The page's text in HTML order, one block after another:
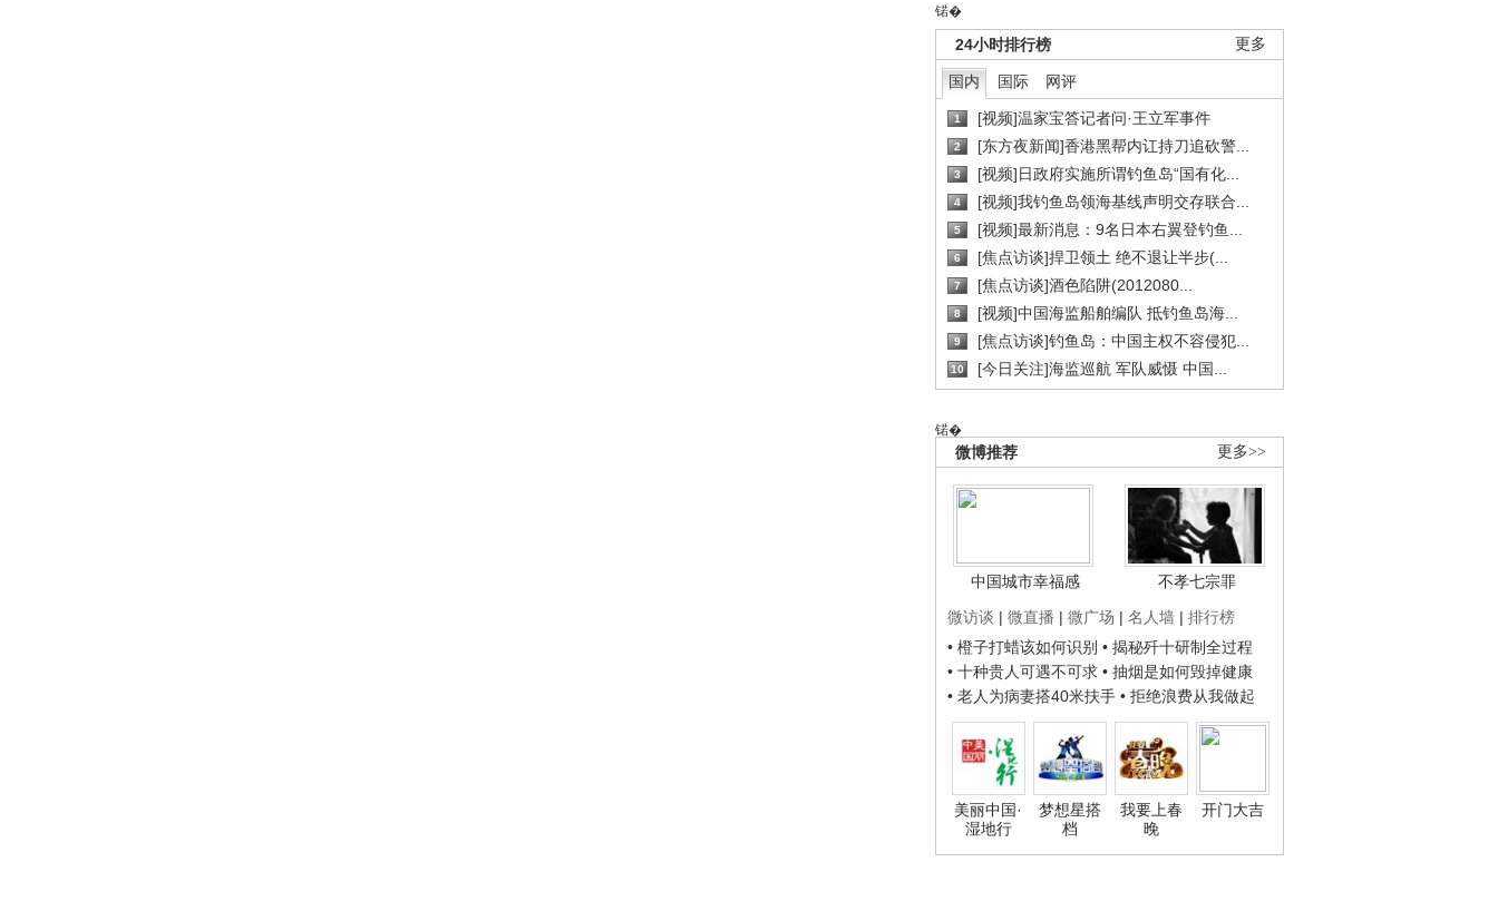
锘�
更多
24小时排行榜
国内 国际 网评
1 [视频]温家宝答记者问·王立军事件
2 [东方夜新闻]香港黑帮内讧持刀追砍警...
3 [视频]日政府实施所谓钓鱼岛“国有化...
4 [视频]我钓鱼岛领海基线声明交存联合...
5 [视频]最新消息：9名日本右翼登钓鱼...
6 [焦点访谈]捍卫领土 绝不退让半步(...
7 [焦点访谈]酒色陷阱(2012080...
8 [视频]中国海监船舶编队 抵钓鱼岛海...
9 [焦点访谈]钓鱼岛：中国主权不容侵犯...
10 [今日关注]海监巡航 军队威慑 中国...
锘�
更多>>
微博推荐
中国城市幸福感
不孝七宗罪
微访谈 | 微直播 | 微广场 | 名人墙 | 排行榜
• 橙子打蜡该如何识别 • 揭秘歼十研制全过程
• 十种贵人可遇不可求 • 抽烟是如何毁掉健康
• 老人为病妻搭40米扶手 • 拒绝浪费从我做起
美丽中国·
湿地行
梦想星搭
档
我要上春
晚
开门大吉